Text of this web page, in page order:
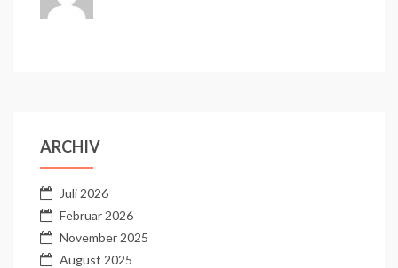
ARCHIV
Juli 2026
Februar 2026
November 2025
August 2025